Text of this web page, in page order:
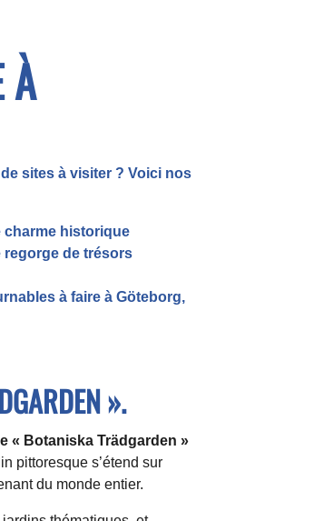
À
sites à visiter ? Voici nos
charme historique
de trésors
à faire à Göteborg,
».
« Botaniska Trädgarden »
pittoresque s’étend sur
du monde entier.